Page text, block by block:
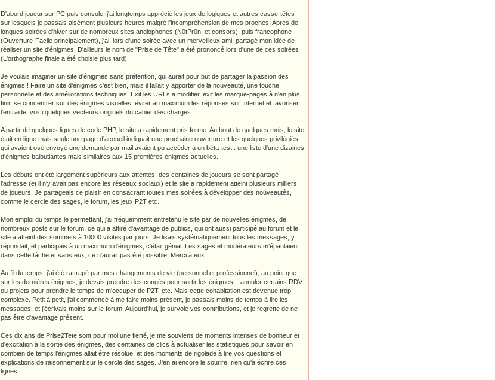
D'abord joueur sur PC puis console, j'ai longtemps apprécié les jeux de logiques et autres casse-têtes
sur lesquels je passais aisément plusieurs heures malgré l'incompréhension de mes proches. Après de
longues soirées d'hiver sur de nombreux sites anglophones (N0tPr0n, et consors), puis francophone
(Ouverture-Facile principalement), j'ai, lors d'une soirée avec un merveilleux ami, partagé mon idée de
réaliser un site d'énigmes. D'ailleurs le nom de "Prise de Tête" a été prononcé lors d'une de ces soirées
(L'orthographe finale a été choisie plus tard).
Je voulais imaginer un site d'énigmes sans prétention, qui aurait pour but de partager la passion des
énigmes ! Faire un site d'énigmes c'est bien, mais il fallait y apporter de la nouveauté, une touche
personnelle et des améliorations techniques. Exit les URLs a modifier, exit les marque-pages à n'en plus
finir, se concentrer sur des énigmes visuelles, éviter au maximum les réponses sur Internet et favoriser
l'entraide, voici quelques vecteurs originels du cahier des charges.
A partir de quelques lignes de code PHP, le site a rapidement pris forme. Au bout de quelques mois, le site
était en ligne mais seule une page d'accueil indiquait une prochaine ouverture et les quelques privilégiés
qui avaient osé envoyé une demande par mail avaient pu accéder à un béta-test : une liste d'une dizaines
d'énigmes balbutiantes mais similaires aux 15 premières énigmes actuelles.
Les débuts ont été largement supérieurs aux attentes, des centaines de joueurs se sont partagé
l'adresse (et il n'y avait pas encore les réseaux sociaux) et le site a rapidement atteint plusieurs milliers
de joueurs. Je partageais ce plaisir en consacrant toutes mes soirées à développer des nouveautés,
comme le cercle des sages, le forum, les jeux P2T etc.
Mon emploi du temps le permettant, j'ai fréquemment entretenu le site par de nouvelles énigmes, de
nombreux posts sur le forum, ce qui a attiré d'avantage de publics, qui ont aussi participé au forum et le
site a atteint des sommets à 10000 visites par jours. Je lisais systématiquement tous les messages, y
répondait, et participais à un maximum d'énigmes, c'était génial. Les sages et modérateurs m'épaulaient
dans cette tâche et sans eux, ce n'aurait pas été possible. Merci à eux.
Au fil du temps, j'ai été rattrapé par mes changements de vie (personnel et professionnel), au point que
sur les dernières énigmes, je devais prendre des congés pour sortir les énigmes... annuler certains RDV
ou projets pour prendre le temps de m'occuper de P2T, etc. Mais cette cohabitation est devenue trop
complexe. Petit à petit, j'ai commencé à me faire moins présent, je passais moins de temps à lire les
messages, et j'écrivais moins sur le forum. Aujourd'hui, je survole vos contributions, et je regrette de ne
pas être d'avantage présent.
Ces dix ans de Prise2Tete sont pour moi une fierté, je me souviens de moments intenses de bonheur et
d'excitation à la sortie des énigmes, des centaines de clics à actualiser les statistiques pour savoir en
combien de temps l'énigmes allait être résolue, et des moments de rigolade à lire vos questions et
explications de raisonnement sur le cercle des sages. J'en ai encore le sourire, rien qu'à écrire ces
lignes.